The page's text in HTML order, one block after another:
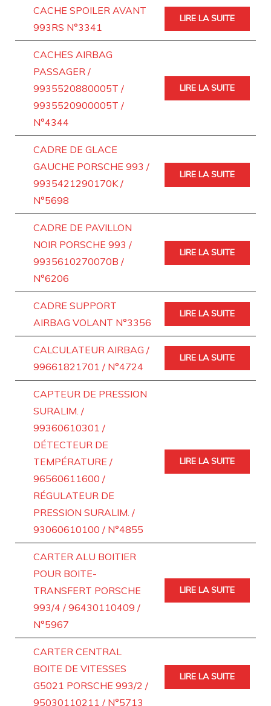
CACHE SPOILER AVANT
993RS N°3341
LIRE LA SUITE
CACHES AIRBAG
PASSAGER /
9935520880005T /
9935520900005T /
N°4344
LIRE LA SUITE
CADRE DE GLACE
GAUCHE PORSCHE 993 /
9935421290170K /
N°5698
LIRE LA SUITE
CADRE DE PAVILLON
NOIR PORSCHE 993 /
9935610270070B /
N°6206
LIRE LA SUITE
CADRE SUPPORT
AIRBAG VOLANT N°3356
LIRE LA SUITE
CALCULATEUR AIRBAG /
99661821701 / N°4724
LIRE LA SUITE
CAPTEUR DE PRESSION
SURALIM. /
99360610301 /
DÉTECTEUR DE
TEMPÉRATURE /
96560611600 /
RÉGULATEUR DE
PRESSION SURALIM. /
93060610100 / N°4855
LIRE LA SUITE
CARTER ALU BOITIER
POUR BOITE-
TRANSFERT PORSCHE
993/4 / 96430110409 /
N°5967
LIRE LA SUITE
CARTER CENTRAL
BOITE DE VITESSES
G5021 PORSCHE 993/2 /
95030110211 / N°5713
LIRE LA SUITE